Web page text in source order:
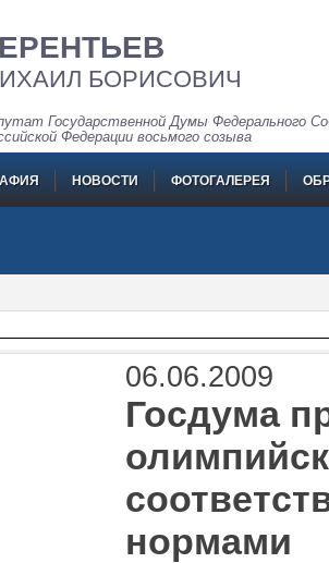
БОРИСОВИЧ
Государственной Думы Федерального
Федерации восьмого созыва
НОВОСТИ ФОТОГАЛЕРЕЯ
06.06.2009
Госдума
нормами